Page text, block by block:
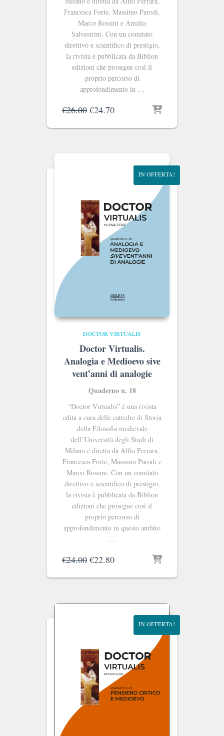
Francesca Forte, Massimo Parodi,
Marco Rossini e Amalia
Salvestrini. Con un comitato
direttivo e scientifico di prestigio,
la rivista è pubblicata da Biblion
edizioni che prosegue così il
proprio percorso di
approfondimento in …
€26.00 Il
originale
€24.70Il
attuale
IN OFFERTA!
DOCTOR VIRTUALIS
Doctor Virtualis.
Analogia e Medioevo sive
vent’anni di analogie
Quaderno n. 18
“Doctor Virtualis” è una rivista
edita a cura delle cattedre di Storia
della Filosofia medievale
dell’Università degli Studi di
Milano e diretta da Alfio Ferrara,
Francesca Forte, Massimo Parodi e
Marco Rossini. Con un comitato
direttivo e scientifico di prestigio,
la rivista è pubblicata da Biblion
edizioni che prosegue così il
proprio percorso di
approfondimento in questo ambito
…
€24.00 Il
originale
€24.00.
€22.80Il
attuale
€22.80.
IN OFFERTA!